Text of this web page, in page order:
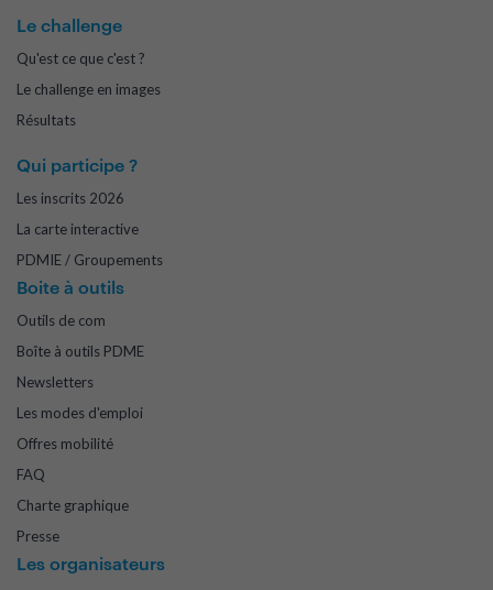
Le challenge
Qu'est ce que c'est ?
Le challenge en images
Résultats
Qui participe ?
Les inscrits 2026
La carte interactive
PDMIE / Groupements
Boite à outils
Outils de com
Boîte à outils PDME
Newsletters
Les modes d'emploi
Offres mobilité
FAQ
Charte graphique
Presse
Les organisateurs